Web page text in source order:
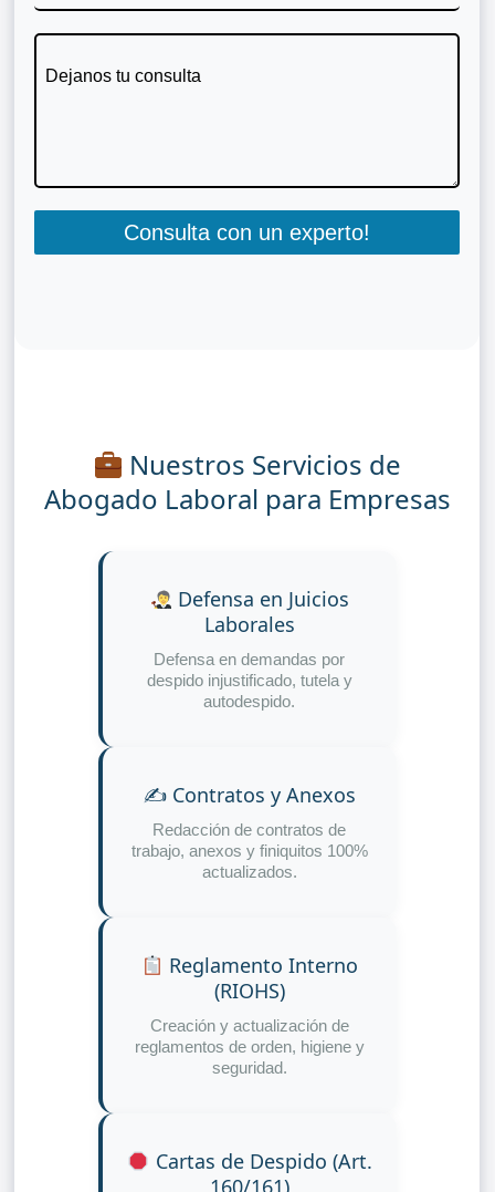
Dejanos tu consulta
Consulta con un experto!
Nuestros Servicios de
Abogado Laboral para Empresas
Defensa en Juicios
Laborales
Defensa en demandas por
despido injustificado, tutela y
autodespido.
✍️ Contratos y Anexos
Redacción de contratos de
trabajo, anexos y finiquitos 100%
actualizados.
Reglamento Interno
(RIOHS)
Creación y actualización de
reglamentos de orden, higiene y
seguridad.
Cartas de Despido (Art.